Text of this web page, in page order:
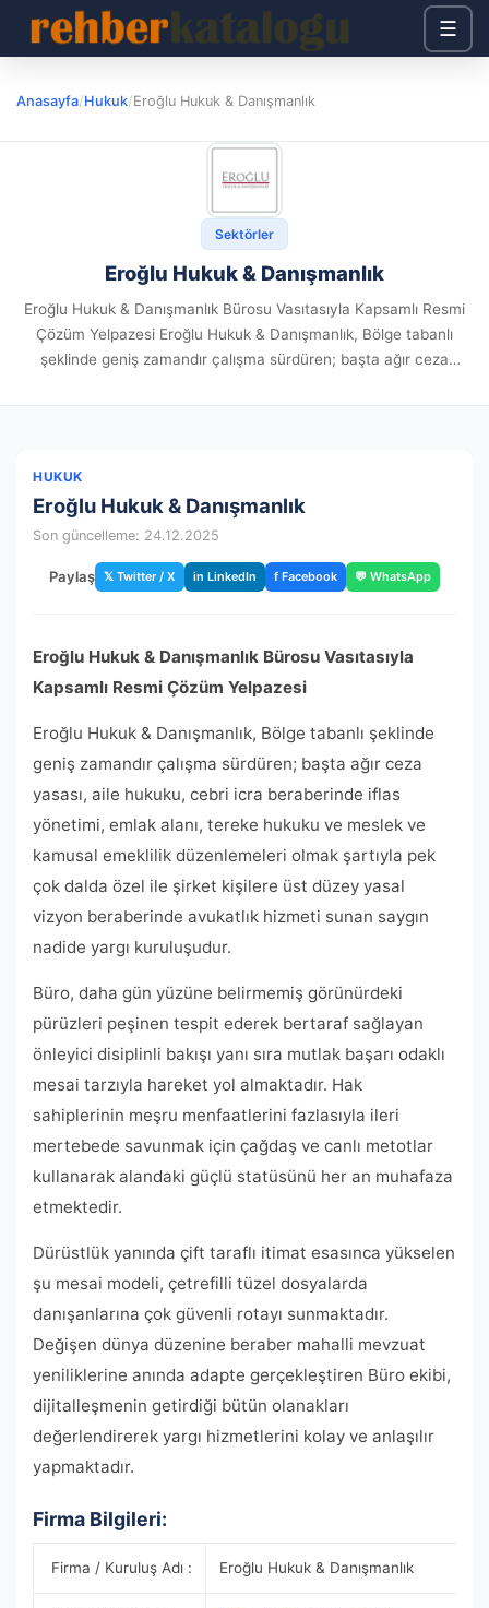
☰
Anasayfa/Hukuk/Eroğlu Hukuk & Danışmanlık
Sektörler
Eroğlu Hukuk & Danışmanlık
Eroğlu Hukuk & Danışmanlık Bürosu Vasıtasıyla Kapsamlı Resmi
Çözüm Yelpazesi Eroğlu Hukuk & Danışmanlık, Bölge tabanlı
şeklinde geniş zamandır çalışma sürdüren; başta ağır ceza
HUKUK
Eroğlu Hukuk & Danışmanlık
Son güncelleme: 24.12.2025
Paylaş 𝕏 Twitter / X in LinkedIn f Facebook 💬 WhatsApp
Eroğlu Hukuk & Danışmanlık Bürosu Vasıtasıyla
Kapsamlı Resmi Çözüm Yelpazesi
Eroğlu Hukuk & Danışmanlık, Bölge tabanlı şeklinde
geniş zamandır çalışma sürdüren; başta ağır ceza
yasası, aile hukuku, cebri icra beraberinde iflas
yönetimi, emlak alanı, tereke hukuku ve meslek ve
kamusal emeklilik düzenlemeleri olmak şartıyla pek
çok dalda özel ile şirket kişilere üst düzey yasal
vizyon beraberinde avukatlık hizmeti sunan saygın
nadide yargı kuruluşudur.
Büro, daha gün yüzüne belirmemiş görünürdeki
pürüzleri peşinen tespit ederek bertaraf sağlayan
önleyici disiplinli bakışı yanı sıra mutlak başarı odaklı
mesai tarzıyla hareket yol almaktadır. Hak
sahiplerinin meşru menfaatlerini fazlasıyla ileri
mertebede savunmak için çağdaş ve canlı metotlar
kullanarak alandaki güçlü statüsünü her an muhafaza
etmektedir.
Dürüstlük yanında çift taraflı itimat esasınca yükselen
şu mesai modeli, çetrefilli tüzel dosyalarda
danışanlarına çok güvenli rotayı sunmaktadır.
Değişen dünya düzenine beraber mahalli mevzuat
yeniliklerine anında adapte gerçekleştiren Büro ekibi,
dijitalleşmenin getirdiği bütün olanakları
değerlendirerek yargı hizmetlerini kolay ve anlaşılır
yapmaktadır.
Firma Bilgileri:
Firma / Kuruluş Adı : Eroğlu Hukuk & Danışmanlık